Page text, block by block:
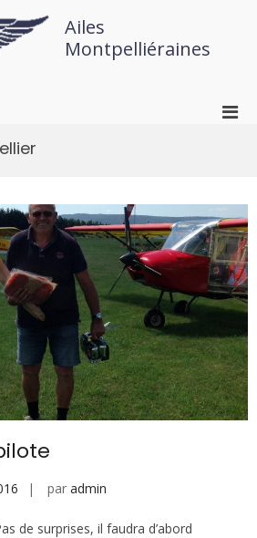
Ailes
Montpelliéraines
par admin
de surprises, il faudra d’abord